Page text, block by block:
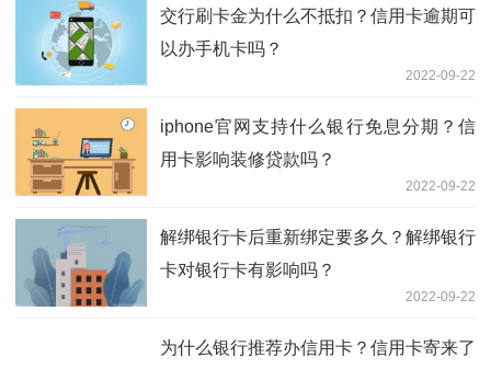
交行刷卡金为什么不抵扣？信用卡逾期可
以办手机卡吗？
2022-09-22
iphone官网支持什么银行免息分期？信
用卡影响装修贷款吗？
2022-09-22
解绑银行卡后重新绑定要多久？解绑银行
卡对银行卡有影响吗？
2022-09-22
为什么银行推荐办信用卡？信用卡寄来了